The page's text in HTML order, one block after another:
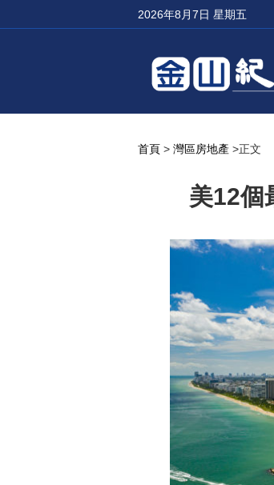
2026年8月7日 星期五
首頁 > 灣區房地產 >正文
美12個